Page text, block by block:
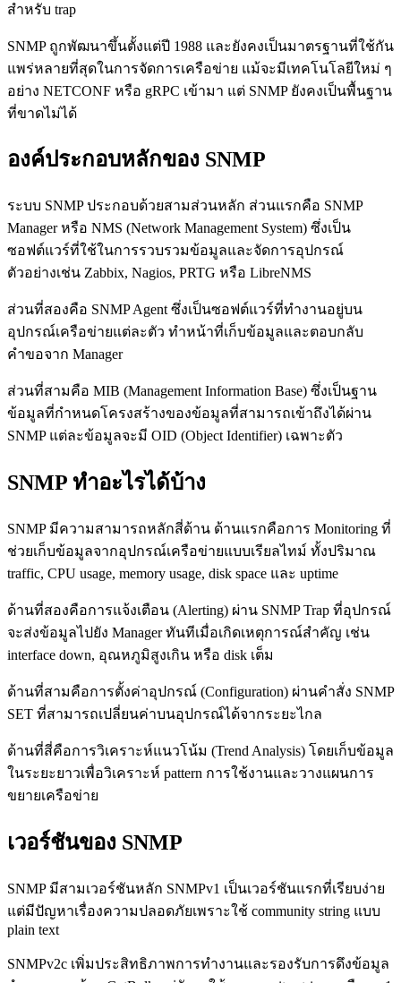
สำหรับ trap
SNMP ถูกพัฒนาขึ้นตั้งแต่ปี 1988 และยังคงเป็นมาตรฐานที่ใช้กัน
แพร่หลายที่สุดในการจัดการเครือข่าย แม้จะมีเทคโนโลยีใหม่ ๆ
อย่าง NETCONF หรือ gRPC เข้ามา แต่ SNMP ยังคงเป็นพื้นฐาน
ที่ขาดไม่ได้
องค์ประกอบหลักของ SNMP
ระบบ SNMP ประกอบด้วยสามส่วนหลัก ส่วนแรกคือ SNMP
Manager หรือ NMS (Network Management System) ซึ่งเป็น
ซอฟต์แวร์ที่ใช้ในการรวบรวมข้อมูลและจัดการอุปกรณ์
ตัวอย่างเช่น Zabbix, Nagios, PRTG หรือ LibreNMS
ส่วนที่สองคือ SNMP Agent ซึ่งเป็นซอฟต์แวร์ที่ทำงานอยู่บน
อุปกรณ์เครือข่ายแต่ละตัว ทำหน้าที่เก็บข้อมูลและตอบกลับ
คำขอจาก Manager
ส่วนที่สามคือ MIB (Management Information Base) ซึ่งเป็นฐาน
ข้อมูลที่กำหนดโครงสร้างของข้อมูลที่สามารถเข้าถึงได้ผ่าน
SNMP แต่ละข้อมูลจะมี OID (Object Identifier) เฉพาะตัว
SNMP ทำอะไรได้บ้าง
SNMP มีความสามารถหลักสี่ด้าน ด้านแรกคือการ Monitoring ที่
ช่วยเก็บข้อมูลจากอุปกรณ์เครือข่ายแบบเรียลไทม์ ทั้งปริมาณ
traffic, CPU usage, memory usage, disk space และ uptime
ด้านที่สองคือการแจ้งเตือน (Alerting) ผ่าน SNMP Trap ที่อุปกรณ์
จะส่งข้อมูลไปยัง Manager ทันทีเมื่อเกิดเหตุการณ์สำคัญ เช่น
interface down, อุณหภูมิสูงเกิน หรือ disk เต็ม
ด้านที่สามคือการตั้งค่าอุปกรณ์ (Configuration) ผ่านคำสั่ง SNMP
SET ที่สามารถเปลี่ยนค่าบนอุปกรณ์ได้จากระยะไกล
ด้านที่สี่คือการวิเคราะห์แนวโน้ม (Trend Analysis) โดยเก็บข้อมูล
ในระยะยาวเพื่อวิเคราะห์ pattern การใช้งานและวางแผนการ
ขยายเครือข่าย
เวอร์ชันของ SNMP
SNMP มีสามเวอร์ชันหลัก SNMPv1 เป็นเวอร์ชันแรกที่เรียบง่าย
แต่มีปัญหาเรื่องความปลอดภัยเพราะใช้ community string แบบ
plain text
SNMPv2c เพิ่มประสิทธิภาพการทำงานและรองรับการดึงข้อมูล